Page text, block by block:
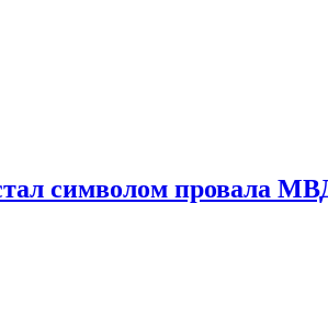
символом провала